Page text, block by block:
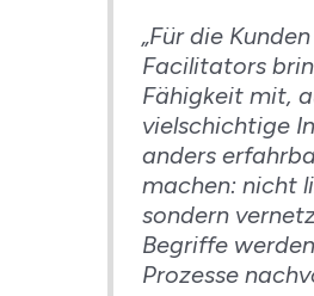
„Für die
Facilitators
Fähigkeit mit,
vielschichtige
anders
machen: nicht
sondern
Begriffe
Prozesse